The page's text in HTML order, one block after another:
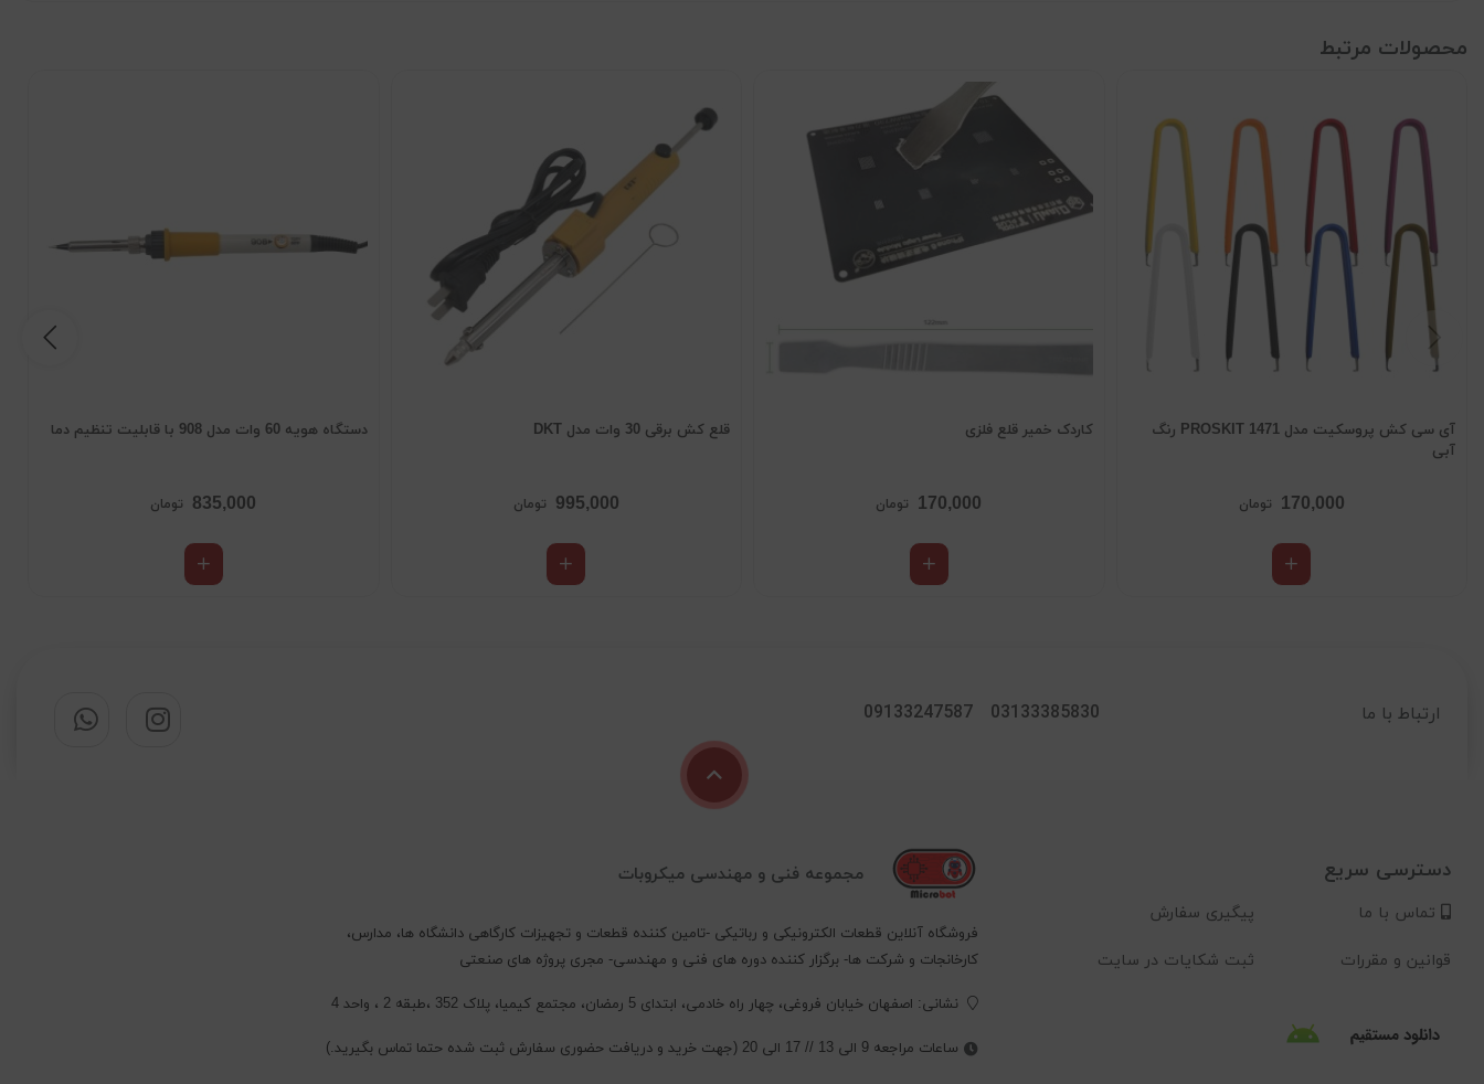
محصولات مرتبط
آی سی کش پروسکیت مدل 1471 PROSKIT رنگ
آبی
170,000 تومان
کاردک خمیر قلع فلزی
170,000 تومان
قلع کش برقی 30 وات مدل DKT
995,000 تومان
دستگاه هویه 60 وات مدل 908 با قابلیت تنظیم دما
835,000 تومان
ارتباط با ما 03133385830
09133247587
دسترسی سریع
تماس با ما پیگیری سفارش
قوانین و مقررات ثبت شکایات در سایت
مجموعه فنی و مهندسی میکروبات
فروشگاه آنلاین قطعات الکترونیکی و رباتیکی -تامین کننده قطعات و تجهیزات کارگاهی دانشگاه ها، مدارس،
کارخانجات و شرکت ها- برگزار کننده دوره های فنی و مهندسی- مجری پروژه های صنعتی
نشانی: اصفهان خیابان فروغی، چهار راه خادمی، ابتدای 5 رمضان، مجتمع کیمیا، پلاک 352 ،طبقه 2 ، واحد 4
ساعات مراجعه 9 الی 13 // 17 الی 20 (جهت خرید و دریافت حضوری سفارش ثبت شده حتما تماس بگیرید.)